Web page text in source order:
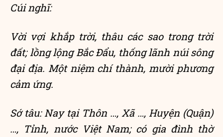
Cúi nghĩ:
Vời vợi khắp trời, thâu các sao trong trời
đất; lồng lộng Bắc Đẩu, thống lãnh núi sông
đại địa. Một niệm chí thành, mười phương
cảm ứng.
Sớ tâu: Nay tại Thôn …, Xã …, Huyện (Quận)
…, Tỉnh, nước Việt Nam; có gia đình thờ